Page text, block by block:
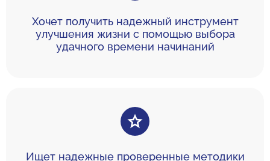
Хочет получить надежный инструмент
улучшения жизни с помощью выбора
удачного времени начинаний
Ищет надежные проверенные методики